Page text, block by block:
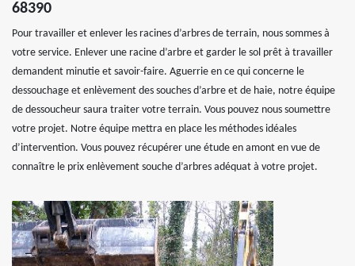
68390
Pour travailler et enlever les racines d’arbres de terrain, nous sommes à
votre service. Enlever une racine d’arbre et garder le sol prêt à travailler
demandent minutie et savoir-faire. Aguerrie en ce qui concerne le
dessouchage et enlèvement des souches d’arbre et de haie, notre équipe
de dessoucheur saura traiter votre terrain. Vous pouvez nous soumettre
votre projet. Notre équipe mettra en place les méthodes idéales
d’intervention. Vous pouvez récupérer une étude en amont en vue de
connaître le prix enlèvement souche d’arbres adéquat à votre projet.